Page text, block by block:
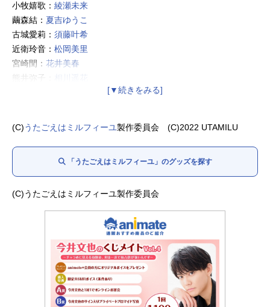
小牧嬉歌： 綾瀬未来
繭森結： 夏吉ゆうこ
古城愛莉： 須藤叶希
近衛玲音： 松岡美里
宮崎閏： 花井美春
熊井弥子：
仙石喜歌：
南佳凛：KIYOZO
井口紗弥香：佐伯伊織
ウタの母：新谷真弓
ムスブの母：名塚佳織
(C)うたごえはミルフィーユ製作委員会 (C)2022 UTAMILU
「うたごえはミルフィーユ」のグッズを探す
(C)うたごえはミルフィーユ製作委員会